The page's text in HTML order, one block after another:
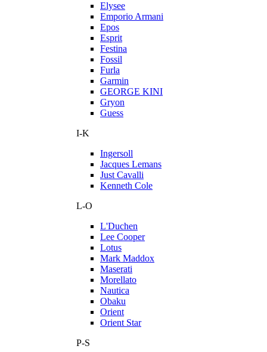
Elysee
Emporio Armani
Epos
Esprit
Festina
Fossil
Furla
Garmin
GEORGE KINI
Gryon
Guess
I-K
Ingersoll
Jacques Lemans
Just Cavalli
Kenneth Cole
L-O
L'Duchen
Lee Cooper
Lotus
Mark Maddox
Maserati
Morellato
Nautica
Obaku
Orient
Orient Star
P-S